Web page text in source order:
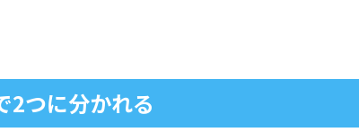
2つに分かれる